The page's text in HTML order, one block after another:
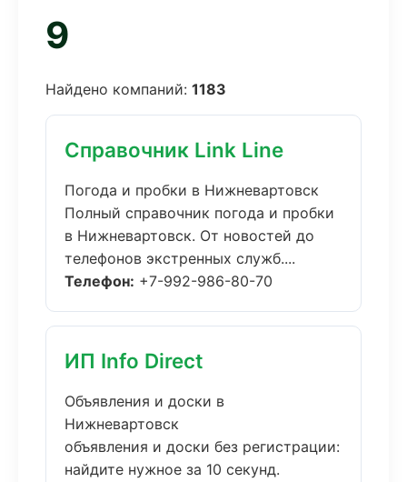
9
Найдено компаний: 1183
Справочник Link Line
Погода и пробки в Нижневартовск
Полный справочник погода и пробки
в Нижневартовск. От новостей до
телефонов экстренных служб....
Телефон: +7-992-986-80-70
ИП Info Direct
Объявления и доски в
Нижневартовск
объявления и доски без регистрации:
найдите нужное за 10 секунд.